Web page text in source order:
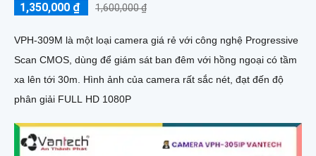
1,350,000 ₫ 1,600,000 ₫
VPH-309M là một loại camera giá rẻ với công nghệ Progressive
Scan CMOS, dùng để giám sát ban đêm với hồng ngoại có tầm
xa lên tới 30m. Hình ảnh của camera rất sắc nét, đạt đến độ
phân giải FULL HD 1080P